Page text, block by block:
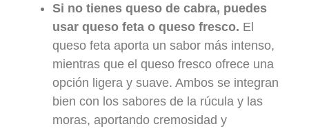
Si no tienes queso de cabra, puedes
usar queso feta o queso fresco. El
queso feta aporta un sabor más intenso,
mientras que el queso fresco ofrece una
opción ligera y suave. Ambos se integran
bien con los sabores de la rúcula y las
moras, aportando cremosidad y